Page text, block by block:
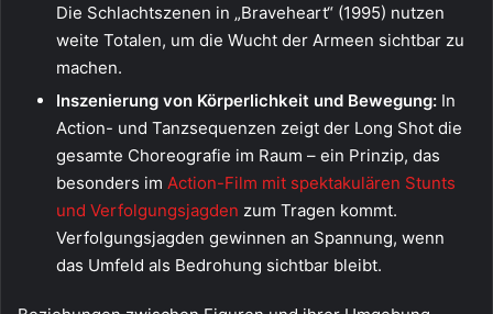
Die Schlachtszenen in „Braveheart“ (1995) nutzen
weite Totalen, um die Wucht der Armeen sichtbar zu
machen.
Inszenierung von Körperlichkeit und Bewegung: In
Action- und Tanzsequenzen zeigt der Long Shot die
gesamte Choreografie im Raum – ein Prinzip, das
besonders im Action-Film mit spektakulären Stunts
und Verfolgungsjagden zum Tragen kommt.
Verfolgungsjagden gewinnen an Spannung, wenn
das Umfeld als Bedrohung sichtbar bleibt.